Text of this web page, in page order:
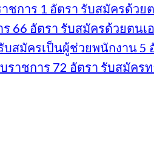
การ 1 อัตรา รับสมัครด้วย
66 อัตรา รับสมัครด้วยตนเ
สมัครเป็นผู้ช่วยพนักงาน 5
าชการ 72 อัตรา รับสมัคร